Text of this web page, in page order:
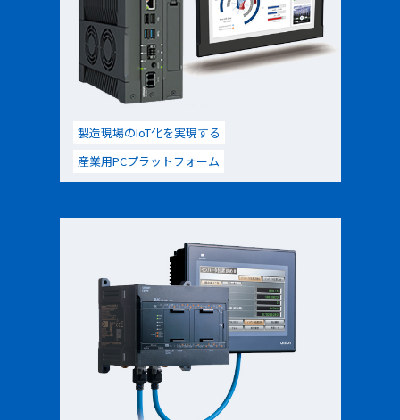
製造現場のIoT化を実現する
産業用PCプラットフォーム